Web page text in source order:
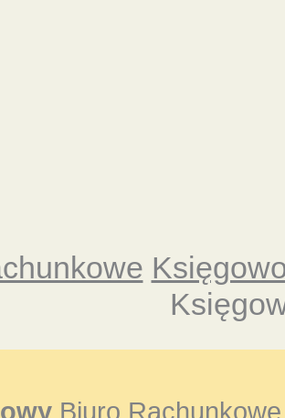
Biuro Rachunkowe